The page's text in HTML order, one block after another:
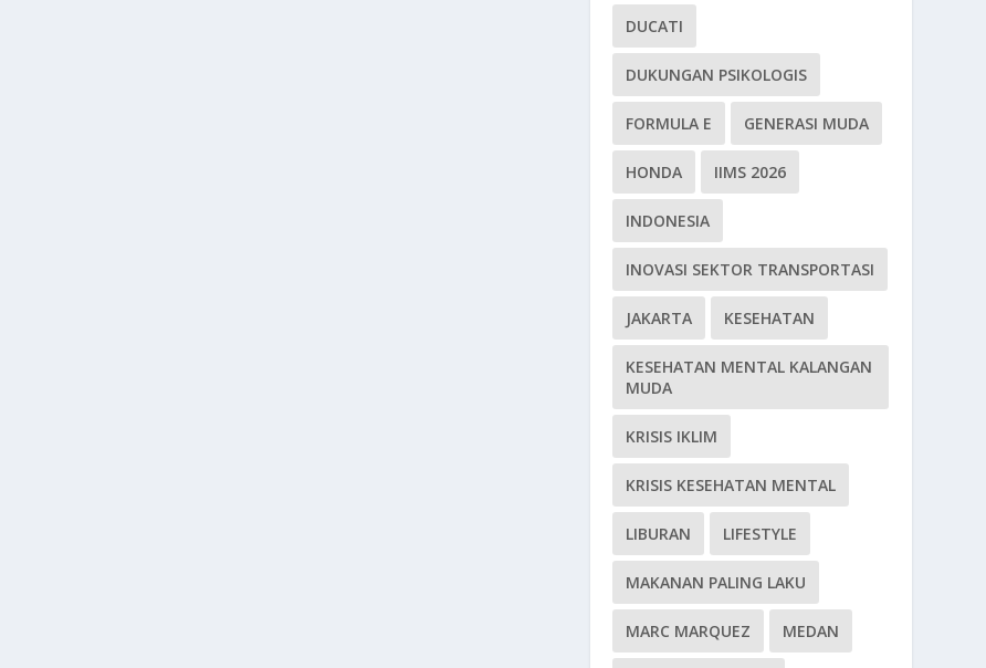
DUCATI
DUKUNGAN PSIKOLOGIS
FORMULA E GENERASI MUDA
HONDA IIMS 2026
INDONESIA
INOVASI SEKTOR TRANSPORTASI
JAKARTA KESEHATAN
KESEHATAN MENTAL KALANGAN
MUDA
KRISIS IKLIM
KRISIS KESEHATAN MENTAL
LIBURAN LIFESTYLE
MAKANAN PALING LAKU
MARC MARQUEZ MEDAN